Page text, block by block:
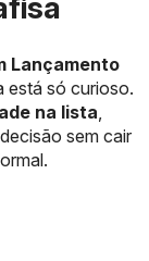
Lançamento
está só curioso.
na lista,
sem cair